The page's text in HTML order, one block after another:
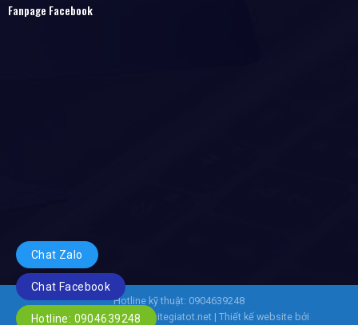
Fanpage Facebook
Hotline kỹ thuật: 0904639248
Copyright 2026 ©Websitegiatot.net| Thiết kế website bởi
Chat Zalo
Chat Facebook
Hotline: 0904639248